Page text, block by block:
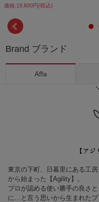
価格:19,800円(税込)
Brand ブランド
Affa
東京の下町、日暮里にある工
から始まった【Agility】。
プロが認める使い勝手の良さ
に…と言う思いから生まれたプ